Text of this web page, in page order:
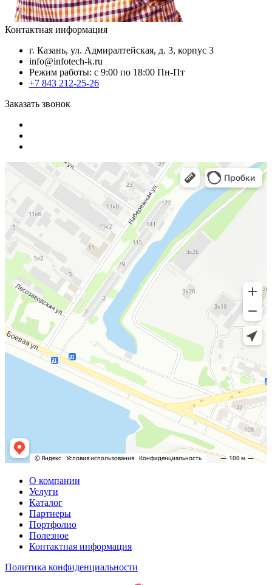
Контактная информация
г. Казань, ул. Адмиралтейская, д. 3, корпус 3
info@infotech-k.ru
Режим работы: с 9:00 по 18:00 Пн-Пт
+7 843 212-25-26
Заказать звонок
О компании
Услуги
Каталог
Партнеры
Портфолио
Полезное
Контактная информация
Политика конфиденциальности